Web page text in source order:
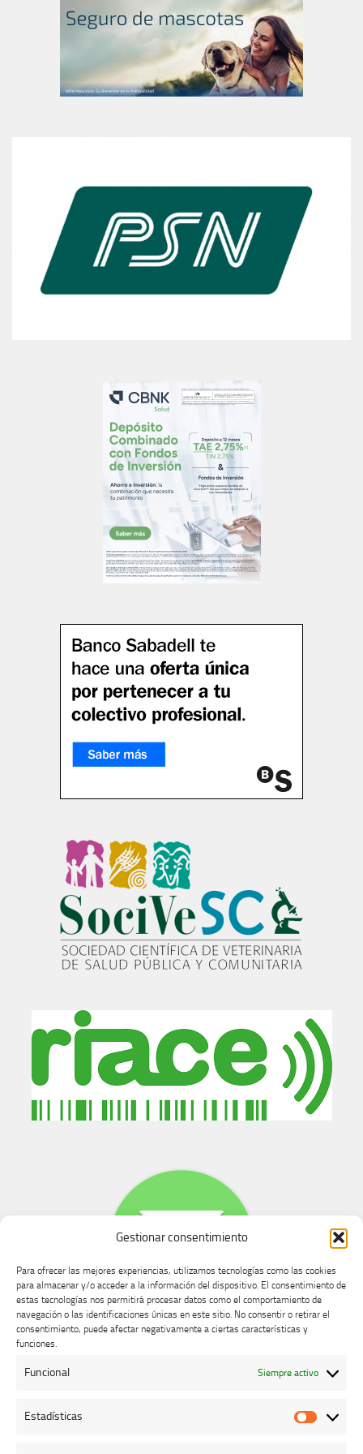
Gestionar consentimiento
Para ofrecer las mejores experiencias, utilizamos tecnologías como las cookies
para almacenar y/o acceder a la información del dispositivo. El consentimiento de
estas tecnologías nos permitirá procesar datos como el comportamiento de
navegación o las identificaciones únicas en este sitio. No consentir o retirar el
consentimiento, puede afectar negativamente a ciertas características y
funciones.
Funcional Siempre activo
Estadísticas
Buzón de dudas, quejas y sugerencias